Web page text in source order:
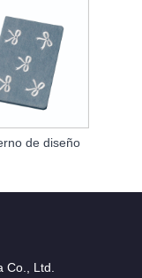
de diseño
Co., Ltd.